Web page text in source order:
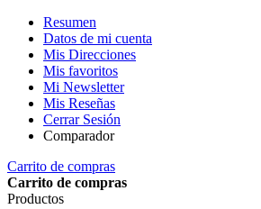
Resumen
Datos de mi cuenta
Mis Direcciones
Mis favoritos
Mi Newsletter
Mis Reseñas
Cerrar Sesión
Comparador
Carrito de compras
Carrito de compras
Productos